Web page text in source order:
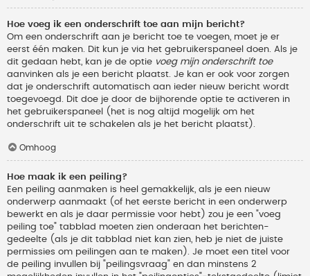
Hoe voeg ik een onderschrift toe aan mijn bericht?
Om een onderschrift aan je bericht toe te voegen, moet je er
eerst één maken. Dit kun je via het gebruikerspaneel doen. Als je
dit gedaan hebt, kan je de optie voeg mijn onderschrift toe
aanvinken als je een bericht plaatst. Je kan er ook voor zorgen
dat je onderschrift automatisch aan ieder nieuw bericht wordt
toegevoegd. Dit doe je door de bijhorende optie te activeren in
het gebruikerspaneel (het is nog altijd mogelijk om het
onderschrift uit te schakelen als je het bericht plaatst).
Omhoog
Hoe maak ik een peiling?
Een peiling aanmaken is heel gemakkelijk, als je een nieuw
onderwerp aanmaakt (of het eerste bericht in een onderwerp
bewerkt en als je daar permissie voor hebt) zou je een "voeg
peiling toe" tabblad moeten zien onderaan het berichten-
gedeelte (als je dit tabblad niet kan zien, heb je niet de juiste
permissies om peilingen aan te maken). Je moet een titel voor
de peiling invullen bij "peilingsvraag" en dan minstens 2